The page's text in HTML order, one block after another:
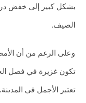
بشكل كبير إلى خفض
الصيف.
وعلى الرغم من أن
تكون غزيرة في فصل
تعتبر الأجمل في المدينة.